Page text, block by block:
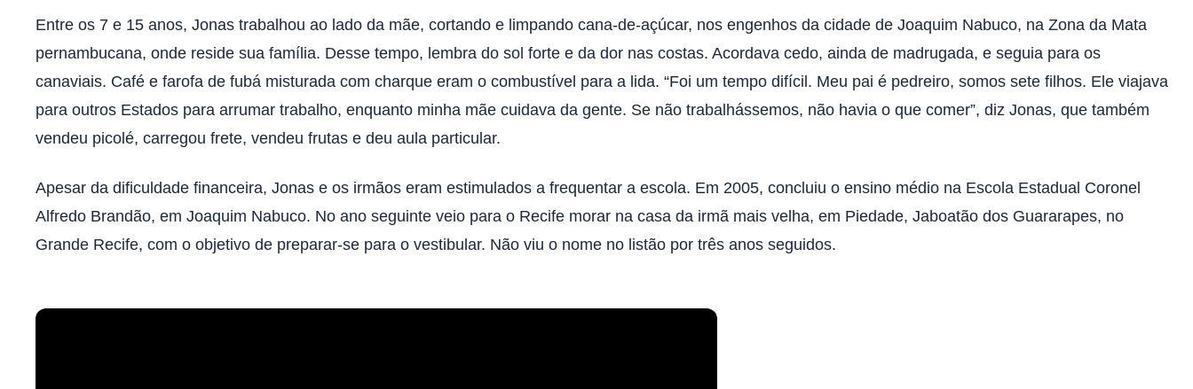
Entre os 7 e 15 anos, Jonas trabalhou ao lado da mãe, cortando e limpando cana-de-açúcar, nos engenhos da cidade de Joaquim Nabuco, na Zona da Mata
pernambucana, onde reside sua família. Desse tempo, lembra do sol forte e da dor nas costas. Acordava cedo, ainda de madrugada, e seguia para os
canaviais. Café e farofa de fubá misturada com charque eram o combustível para a lida. “Foi um tempo difícil. Meu pai é pedreiro, somos sete filhos. Ele viajava
para outros Estados para arrumar trabalho, enquanto minha mãe cuidava da gente. Se não trabalhássemos, não havia o que comer”, diz Jonas, que também
vendeu picolé, carregou frete, vendeu frutas e deu aula particular.
Apesar da dificuldade financeira, Jonas e os irmãos eram estimulados a frequentar a escola. Em 2005, concluiu o ensino médio na Escola Estadual Coronel
Alfredo Brandão, em Joaquim Nabuco. No ano seguinte veio para o Recife morar na casa da irmã mais velha, em Piedade, Jaboatão dos Guararapes, no
Grande Recife, com o objetivo de preparar-se para o vestibular. Não viu o nome no listão por três anos seguidos.